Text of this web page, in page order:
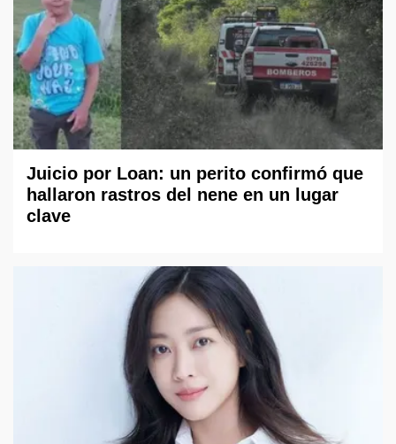
Juicio por Loan: un perito confirmó que
hallaron rastros del nene en un lugar
clave